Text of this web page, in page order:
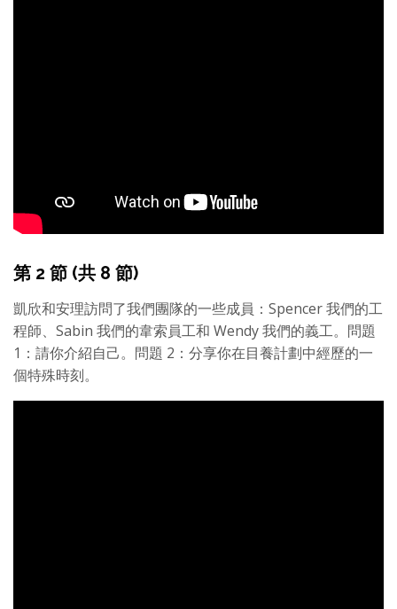
第 2 節 (共 8 節)
凱欣和安理訪問了我們團隊的一些成員：Spencer 我們的工
程師、Sabin 我們的韋索員工和 Wendy 我們的義工。問題
1：請你介紹自己。問題 2：分享你在目養計劃中經歷的一
個特殊時刻。